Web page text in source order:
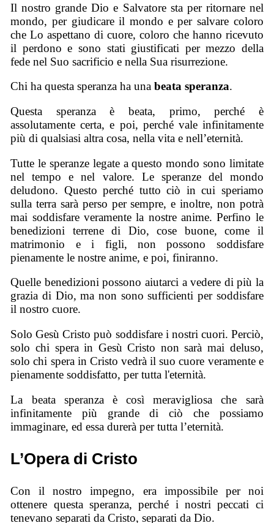
Il nostro grande Dio e Salvatore sta per ritornare nel
mondo, per giudicare il mondo e per salvare coloro
che Lo aspettano di cuore, coloro che hanno ricevuto
il perdono e sono stati giustificati per mezzo della
fede nel Suo sacrificio e nella Sua risurrezione.
Chi ha questa speranza ha unabeata speranza.
Questa speranza è beata, primo, perché è
assolutamente certa, e poi, perché vale infinitamente
più di qualsiasi altra cosa, nella vita e nell’eternità.
Tutte le speranze legate a questo mondo sono limitate
nel tempo e nel valore. Le speranze del mondo
deludono. Questo perché tutto ciò in cui speriamo
sulla terra sarà perso per sempre, e inoltre, non potrà
mai soddisfare veramente la nostre anime. Perfino le
benedizioni terrene di Dio, cose buone, come il
matrimonio e i figli, non possono soddisfare
pienamente le nostre anime, e poi, finiranno.
Quelle benedizioni possono aiutarci a vedere di più la
grazia di Dio, ma non sono sufficienti per soddisfare
il nostro cuore.
Solo Gesù Cristo può soddisfare i nostri cuori. Perciò,
solo chi spera in Gesù Cristo non sarà mai deluso,
solo chi spera in Cristo vedrà il suo cuore veramente e
pienamente soddisfatto, per tutta l'eternità.
La beata speranza è così meravigliosa che sarà
infinitamente più grande di ciò che possiamo
immaginare, ed essa durerà per tutta l’eternità.
L’Opera di Cristo
Con il nostro impegno, era impossibile per noi
ottenere questa speranza, perché i nostri peccati ci
tenevano separati da Cristo, separati da Dio.